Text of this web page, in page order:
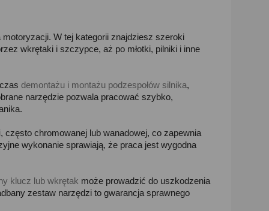
W tej kategorii znajdziesz szeroki
wkrętaki i szczypce, aż po młotki, pilniki i inne
demontażu i montażu podzespołów silnika,
narzędzie pozwala pracować szybko,
, często chromowanej lub wanadowej, co zapewnia
wykonanie sprawiają, że praca jest wygodna
klucz lub wkrętak może prowadzić do uszkodzenia
zestaw narzędzi to gwarancja sprawnego